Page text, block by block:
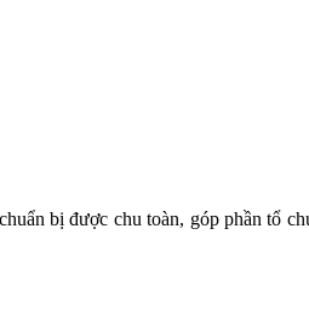
bị được chu toàn, góp phần tổ